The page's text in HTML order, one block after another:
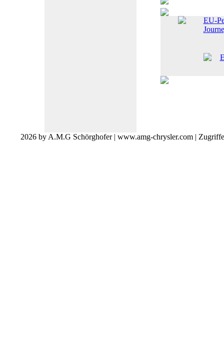
EU-
2026 by A.M.G Schörghofer | www.amg-chrysler.com |